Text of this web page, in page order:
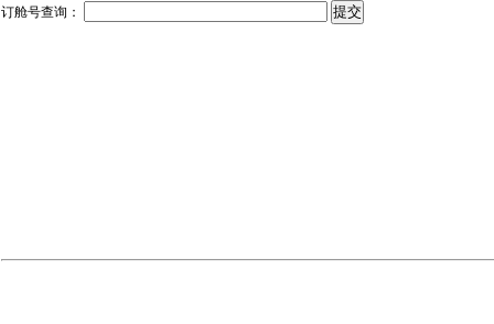
订舱号查询：